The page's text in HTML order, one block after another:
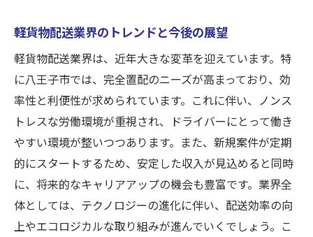
軽貨物配送業界のトレンドと今後の展望
軽貨物配送業界は、近年大きな変革を迎えています。特
に八王子市では、完全置配のニーズが高まっており、効
率性と利便性が求められています。これに伴い、ノンス
トレスな労働環境が重視され、ドライバーにとって働き
やすい環境が整いつつあります。また、新規案件が定期
的にスタートするため、安定した収入が見込めると同時
に、将来的なキャリアアップの機会も豊富です。業界全
体としては、テクノロジーの進化に伴い、配送効率の向
上やエコロジカルな取り組みが進んでいくでしょう。こ